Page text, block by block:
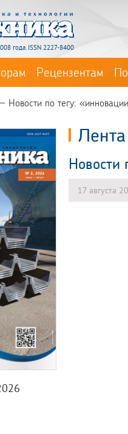
года. ISSN 2227-8400
Рецензентам
Новости по тегу:
Новости
17 августа